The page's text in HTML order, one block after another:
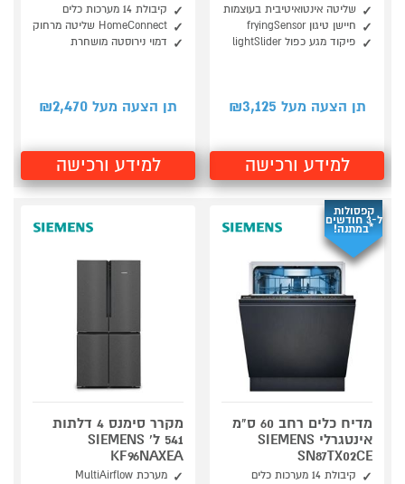
שליטה אינטואיטיבית בעוצמות
חיישן טיגון fryingSensor
פיקוד מגע כפול lightSlider
תן הצעה מעל ₪ 3,125
למידע ורכישה
קיבולת 14 מערכות כלים
HomeConnect שליטה מרחוק
דמוי נירוסטה מושחרת
תן הצעה מעל ₪ 2,470
למידע ורכישה
קפסולות
ל-3 חודשים
*במתנה!
מדיח כלים רחב 60 ס"מ
אינטגרלי SIEMENS
SN87TX02CE
קיבולת 14 מערכות כלים
מקרר סימנס 4 דלתות
541 ל' SIEMENS
KF96NAXEA
מערכת MultiAirflow